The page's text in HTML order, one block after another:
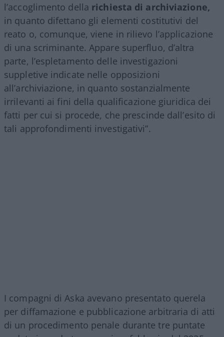
l’accoglimento della richiesta di archiviazione,
in quanto difettano gli elementi costitutivi del
reato o, comunque, viene in rilievo l’applicazione
di una scriminante. Appare superfluo, d’altra
parte, l’espletamento delle investigazioni
suppletive indicate nelle opposizioni
all’archiviazione, in quanto sostanzialmente
irrilevanti ai fini della qualificazione giuridica dei
fatti per cui si procede, che prescinde dall’esito di
tali approfondimenti investigativi”.
I compagni di Aska avevano presentato querela
per diffamazione e pubblicazione arbitraria di atti
di un procedimento penale durante tre puntate